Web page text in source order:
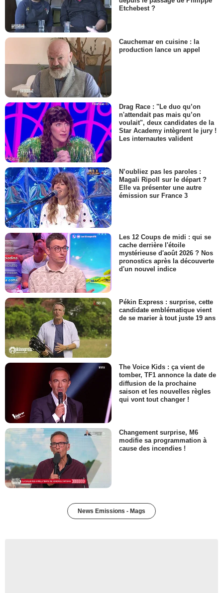
Etchebest ?
Cauchemar en cuisine : la
production lance un appel
Drag Race : "Le duo qu’on
n'attendait pas mais qu’on
voulait", deux candidates de la
Star Academy intègrent le jury !
Les internautes valident
N’oubliez pas les paroles :
Magali Ripoll sur le départ ?
Elle va présenter une autre
émission sur France 3
Les 12 Coups de midi : qui se
cache derrière l'étoile
mystérieuse d'août 2026 ? Nos
pronostics après la découverte
d'un nouvel indice
Pékin Express : surprise, cette
candidate emblématique vient
de se marier à tout juste 19 ans
The Voice Kids : ça vient de
tomber, TF1 annonce la date de
diffusion de la prochaine
saison et les nouvelles règles
qui vont tout changer !
Changement surprise, M6
modifie sa programmation à
cause des incendies !
News Emissions - Mags